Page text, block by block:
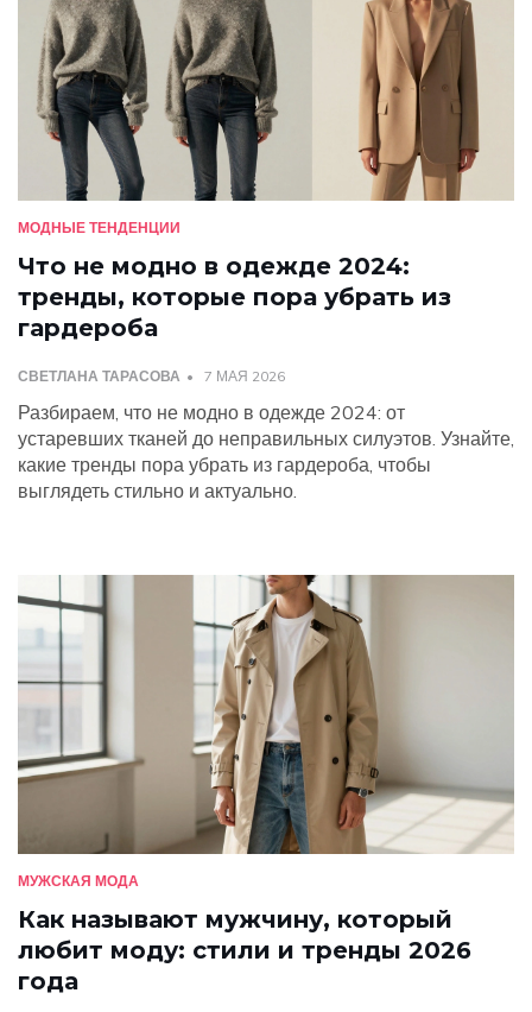
МОДНЫЕ ТЕНДЕНЦИИ
Что не модно в одежде 2024:
тренды, которые пора убрать из
гардероба
СВЕТЛАНА ТАРАСОВА 7 МАЯ 2026
Разбираем, что не модно в одежде 2024: от
устаревших тканей до неправильных силуэтов. Узнайте,
какие тренды пора убрать из гардероба, чтобы
выглядеть стильно и актуально.
МУЖСКАЯ МОДА
Как называют мужчину, который
любит моду: стили и тренды 2026
года